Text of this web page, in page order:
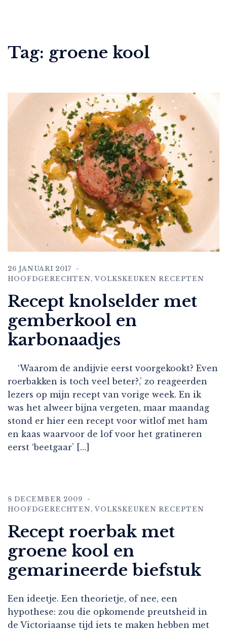
Tag: groene kool
26 JANUARI 2017
HOOFDGERECHTEN,VOLKSKEUKEN RECEPTEN
Recept knolselder met
gemberkool en
karbonaadjes
‘Waarom de andijvie eerst voorgekookt? Even
roerbakken is toch veel beter?,’ zo reageerden
lezers op mijn recept van vorige week. En ik
was het alweer bijna vergeten, maar maandag
stond er hier een recept voor witlof met ham
en kaas waarvoor de lof voor het gratineren
eerst ‘beetgaar’ […]
8 DECEMBER 2009
HOOFDGERECHTEN,VOLKSKEUKEN RECEPTEN
Recept roerbak met
groene kool en
gemarineerde biefstuk
Een ideetje. Een theorietje, of nee, een
hypothese: zou die opkomende preutsheid in
de Victoriaanse tijd iets te maken hebben met